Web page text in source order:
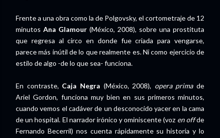
Frente a una obra como la de Polgovsky, el cortometraje de 12
minutos Ana Glamour (México, 2008), sobre una prostituta
que regresa al circo en donde fue criada para vengarse,
parece más inútil de lo que realmente es. Ni como ejercicio de
estilo de algo -de lo que sea- funciona.
En contraste, Caja Negra (México, 2008), opera primade
Ariel Gordon, funciona muy bien en sus primeros minutos,
cuando vemos el cadáver de un desconocido yacer en la cama
de un hospital. El narrador irónico y ominiscente (voz en offde
Fernando Becerril) nos cuenta rápidamente su historia y lo